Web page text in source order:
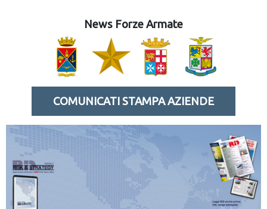
News Forze Armate
COMUNICATI STAMPA AZIENDE